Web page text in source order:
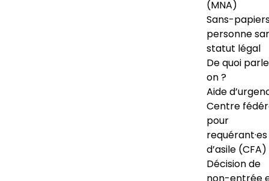
(MNA)
Sans-
personne
statut légal
De quoi
on ?
Aide
Centre
pour
requérant·es
d’asile (CFA)
Décision de